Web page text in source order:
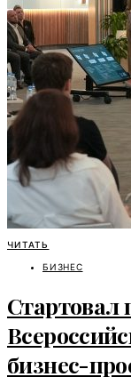
ЧИТАТЬ
БИЗНЕС
Стартовал
бизнес-